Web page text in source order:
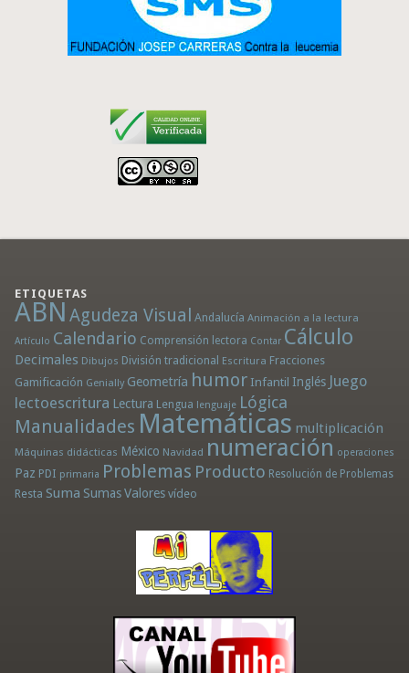
ETIQUETAS
ABN Agudeza Visual Andalucía Animación a la lectura
Artículo Calendario Comprensión lectora Contar Cálculo
Decimales Dibujos División tradicional Escritura Fracciones
Gamificación Genially Geometría humor Infantil Inglés Juego
lectoescritura Lectura Lengua lenguaje Lógica
Manualidades Matemáticas multiplicación
Máquinas didácticas México Navidad numeración operaciones
Paz PDI primaria Problemas Producto Resolución de Problemas
Resta Suma Sumas Valores vídeo